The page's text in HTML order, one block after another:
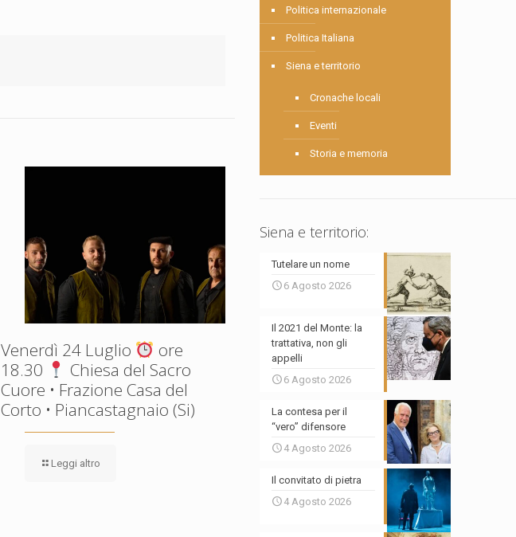
Venerdì 24 Luglio
ore
18.30
Chiesa del Sacro
Cuore • Frazione Casa del
Corto • Piancastagnaio (Si)
Leggi altro
Politica internazionale
Politica Italiana
Siena e territorio
Cronache locali
Eventi
Storia e memoria
Siena e territorio:
Tutelare un nome
6 Agosto 2026
Il 2021 del Monte: la
trattativa, non gli
appelli
6 Agosto 2026
La contesa per il
“vero” difensore
4 Agosto 2026
Il convitato di pietra
4 Agosto 2026